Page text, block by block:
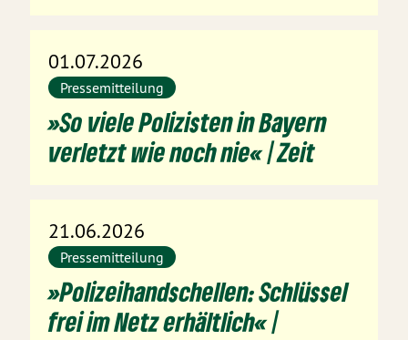
01.07.2026
Pressemitteilung
»So viele Polizisten in Bayern
verletzt wie noch nie« | Zeit
21.06.2026
Pressemitteilung
»Polizeihandschellen: Schlüssel
frei im Netz erhältlich« |